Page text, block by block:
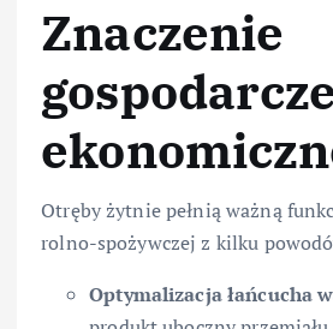
Znaczenie
Otręby żytnie pełnią ważną
rolno-spożywczej z kilku
Optymalizacja łańcucha